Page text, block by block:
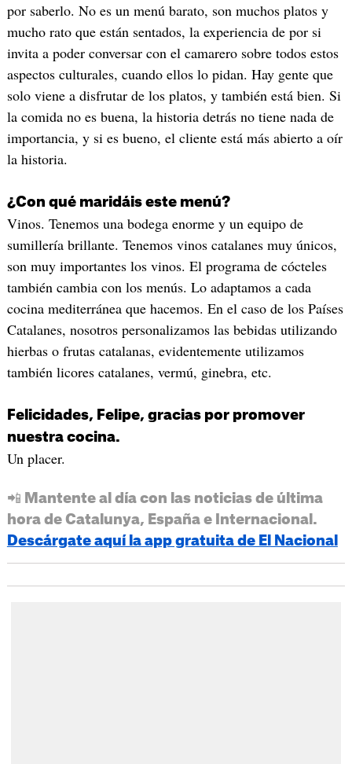
por saberlo. No es un menú barato, son muchos platos y
mucho rato que están sentados, la experiencia de por si
invita a poder conversar con el camarero sobre todos estos
aspectos culturales, cuando ellos lo pidan. Hay gente que
solo viene a disfrutar de los platos, y también está bien. Si
la comida no es buena, la historia detrás no tiene nada de
importancia, y si es bueno, el cliente está más abierto a oír
la historia.
¿Con qué maridáis este menú?
Vinos. Tenemos una bodega enorme y un equipo de
sumillería brillante. Tenemos vinos catalanes muy únicos,
son muy importantes los vinos. El programa de cócteles
también cambia con los menús. Lo adaptamos a cada
cocina mediterránea que hacemos. En el caso de los Países
Catalanes, nosotros personalizamos las bebidas utilizando
hierbas o frutas catalanas, evidentemente utilizamos
también licores catalanes, vermú, ginebra, etc.
Felicidades, Felipe, gracias por promover
nuestra cocina.
Un placer.
📲 Mantente al día con las noticias de última
hora de Catalunya, España e Internacional.
Descárgate aquí la app gratuita de El Nacional